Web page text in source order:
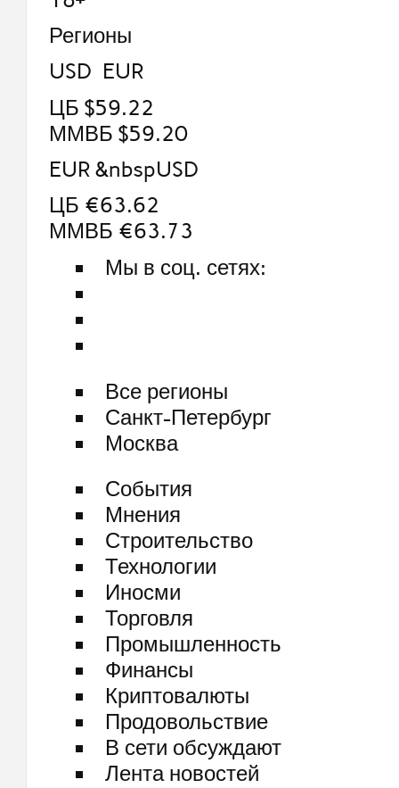
Регионы
USD EUR
ЦБ $59.22
ММВБ $59.20
EUR &nbspUSD
ЦБ €63.62
ММВБ €63.73
Мы в соц. сетях:
Все регионы
Санкт-Петербург
Москва
События
Мнения
Строительство
Технологии
Иносми
Торговля
Промышленность
Финансы
Криптовалюты
Продовольствие
В сети обсуждают
Лента новостей